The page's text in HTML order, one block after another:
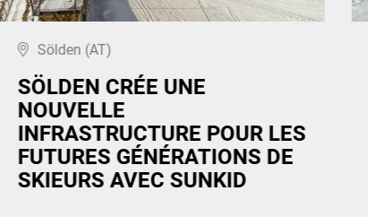
Sölden (AT)
SÖLDEN CRÉE UNE
NOUVELLE
INFRASTRUCTURE POUR LES
FUTURES GÉNÉRATIONS DE
SKIEURS AVEC SUNKID